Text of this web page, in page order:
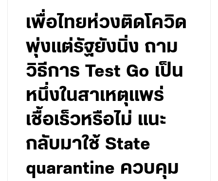
เพื่อไทยห่วงติดโควิด
พุ่งแต่รัฐยังนิ่ง ถาม
วิธีการ Test Go เป็น
หนึ่งในสาเหตุแพร่
เชื้อเร็วหรือไม่ แนะ
กลับมาใช้ State
quarantine ควบคุม